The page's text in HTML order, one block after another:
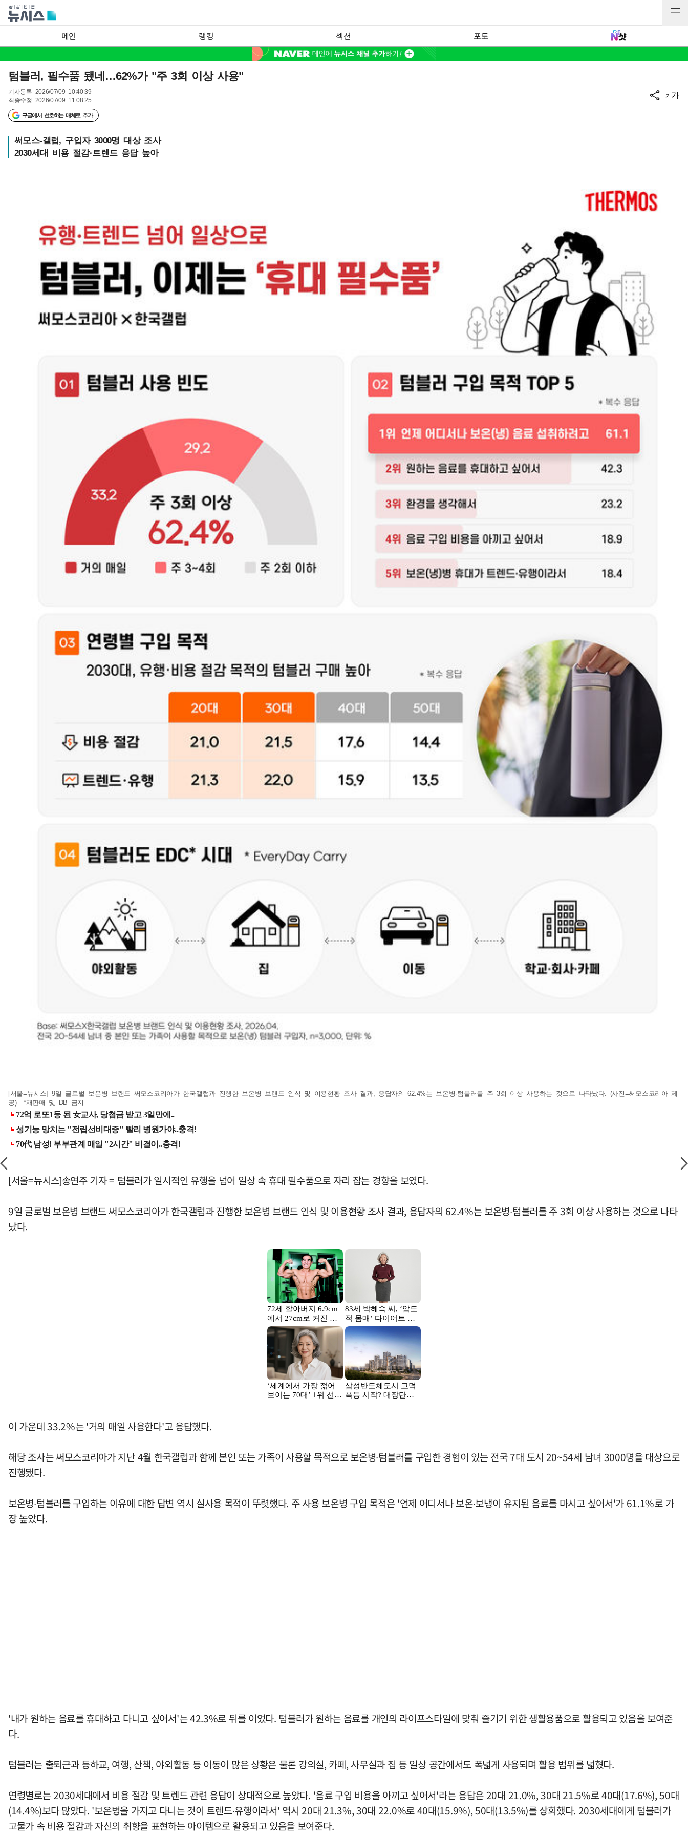
메인 랭킹 섹션 포토
텀블러, 필수품 됐네…62%가 "주 3회 이상 사용"
기사등록 2026/07/09 10:40:39
최종수정 2026/07/09 11:08:25
구글에서 선호하는 매체로 추가
가가
써모스-갤럽, 구입자 3000명 대상 조사
2030세대 비용 절감·트렌드 응답 높아
[서울=뉴시스] 9일 글로벌 보온병 브랜드 써모스코리아가 한국갤럽과 진행한 보온병 브랜드 인식 및 이용현황 조사 결과, 응답자의 62.4%는 보온병∙텀블러를 주 3회 이상 사용하는 것으로 나타났다. (사진=써모스코리아 제
공) *재판매 및 DB 금지
[서울=뉴시스]송연주 기자 = 텀블러가 일시적인 유행을 넘어 일상 속 휴대 필수품으로 자리 잡는 경향을 보였다.
9일 글로벌 보온병 브랜드 써모스코리아가 한국갤럽과 진행한 보온병 브랜드 인식 및 이용현황 조사 결과, 응답자의 62.4%는 보온병∙텀블러를 주 3회 이상 사용하는 것으로 나타
났다.
이 가운데 33.2%는 '거의 매일 사용한다'고 응답했다.
해당 조사는 써모스코리아가 지난 4월 한국갤럽과 함께 본인 또는 가족이 사용할 목적으로 보온병∙텀블러를 구입한 경험이 있는 전국 7대 도시 20~54세 남녀 3000명을 대상으로
진행됐다.
보온병∙텀블러를 구입하는 이유에 대한 답변 역시 실사용 목적이 뚜렷했다. 주 사용 보온병 구입 목적은 '언제 어디서나 보온∙보냉이 유지된 음료를 마시고 싶어서'가 61.1%로 가
장 높았다.
'내가 원하는 음료를 휴대하고 다니고 싶어서'는 42.3%로 뒤를 이었다. 텀블러가 원하는 음료를 개인의 라이프스타일에 맞춰 즐기기 위한 생활용품으로 활용되고 있음을 보여준
다.
텀블러는 출퇴근과 등하교, 여행, 산책, 야외활동 등 이동이 많은 상황은 물론 강의실, 카페, 사무실과 집 등 일상 공간에서도 폭넓게 사용되며 활용 범위를 넓혔다.
연령별로는 2030세대에서 비용 절감 및 트렌드 관련 응답이 상대적으로 높았다. '음료 구입 비용을 아끼고 싶어서'라는 응답은 20대 21.0%, 30대 21.5%로 40대(17.6%), 50대
(14.4%)보다 많았다. '보온병을 가지고 다니는 것이 트렌드∙유행이라서' 역시 20대 21.3%, 30대 22.0%로 40대(15.9%), 50대(13.5%)를 상회했다. 2030세대에게 텀블러가
고물가 속 비용 절감과 자신의 취향을 표현하는 아이템으로 활용되고 있음을 보여준다.